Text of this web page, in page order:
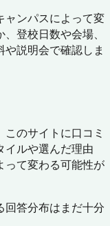
ャンパスによって変
登校日数や会場、
説明会で確認しま
のサイトに口コミ
イルや選んだ理由
って変わる可能性が
回答分布はまだ十分